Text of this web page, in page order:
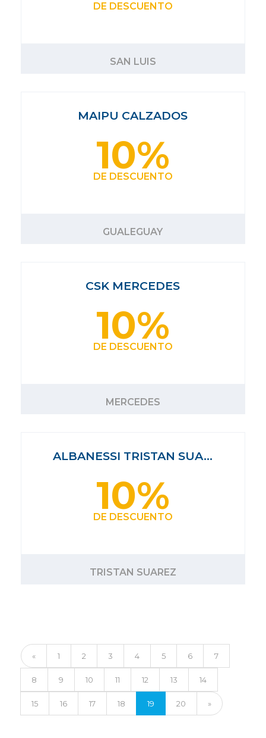
DE DESCUENTO
SAN LUIS
MAIPU CALZADOS
10%
DE DESCUENTO
GUALEGUAY
CSK MERCEDES
10%
DE DESCUENTO
MERCEDES
ALBANESSI TRISTAN SUA…
10%
DE DESCUENTO
TRISTAN SUAREZ
« 1 2 3 4 5 6 7
8 9 10 11 12 13 14
15 16 17 18 19 20 »